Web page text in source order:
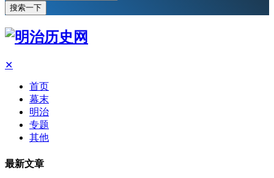
搜索一下
✕
首页
幕末
明治
专题
其他
最新文章